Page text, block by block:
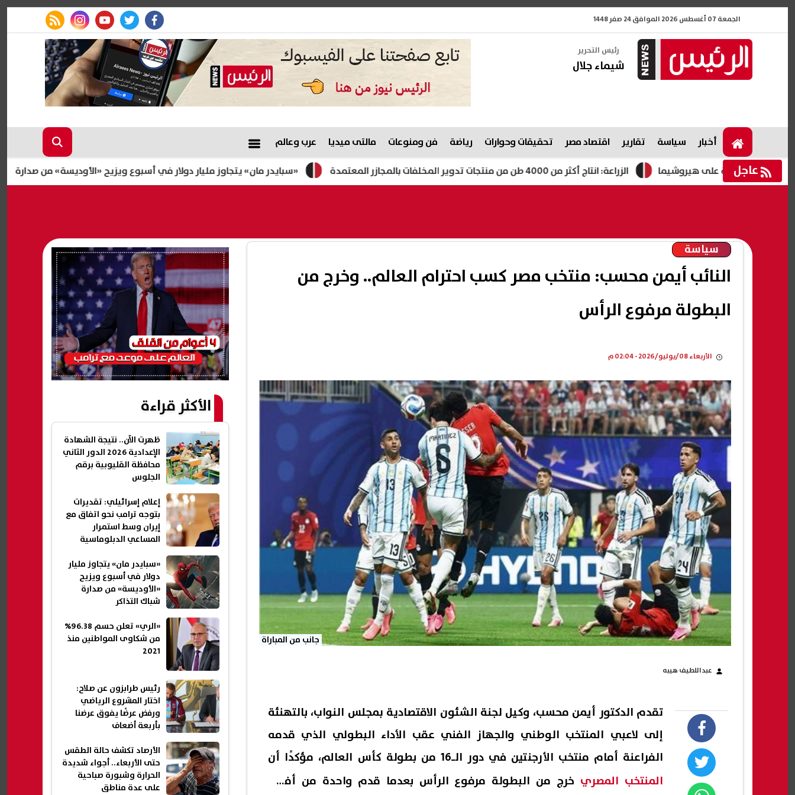
الجمعة 07 أغسطس 2026 الموافق 24 صفر 1448
facebook
twitter
youtube
instagram
rss feed
رئيس التحرير
شيماء جلال
أخبار سياسة تقارير اقتصاد مصر تحقيقات وحوارات رياضة فن ومنوعات مالتى ميديا عرب وعالم
عاجل «سبايدر مان» يتجاوز مليار دولار في أسبوع ويزيح «الأوديسة» من صدارة شباك التذاكر الزراعة: انتاج أكثر من 4000 طن من منتجات تدوير المخلفات بالمجازر المعتمدة
سياسة
النائب أيمن محسب: منتخب مصر كسب احترام العالم.. وخرج من
البطولة مرفوع الرأس
الأربعاء 08/يوليو/2026 - 02:04 م
جانب من المباراة
عبداللطيف هيبه
تقدم الدكتور أيمن محسب، وكيل لجنة الشئون الاقتصادية بمجلس النواب، بالتهنئة
إلى لاعبي المنتخب الوطني والجهاز الفني عقب الأداء البطولي الذي قدمه
الفراعنة أمام منتخب الأرجنتين في دور الـ16 من بطولة كأس العالم، مؤكدًا أن
المنتخب المصري خرج من البطولة مرفوع الرأس بعدما قدم واحدة من أفضل
الأكثر قراءة
ظهرت الآن.. نتيجة الشهادة
الإعدادية 2026 الدور الثاني
محافظة القليوبية برقم
الجلوس
إعلام إسرائيلي: تقديرات
بتوجه ترامب نحو اتفاق مع
إيران وسط استمرار
المساعي الدبلوماسية
«سبايدر مان» يتجاوز مليار
دولار في أسبوع ويزيح
«الأوديسة» من صدارة
شباك التذاكر
«الري» تعلن حسم 96.38%
من شكاوى المواطنين منذ
2021
رئيس طرابزون عن صلاح:
اختار المشروع الرياضي
ورفض عرضًا يفوق عرضنا
بأربعة أضعاف
الأرصاد تكشف حالة الطقس
حتى الأربعاء.. أجواء شديدة
الحرارة وشبورة صباحية
على عدة مناطق